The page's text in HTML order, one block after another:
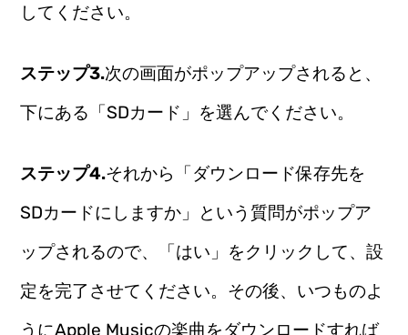
してください。
ステップ3.次の画面がポップアップされると、
下にある「SDカード」を選んでください。
ステップ4.それから「ダウンロード保存先を
SDカードにしますか」という質問がポップア
ップされるので、「はい」をクリックして、設
定を完了させてください。その後、いつものよ
うにApple Musicの楽曲をダウンロードすれば